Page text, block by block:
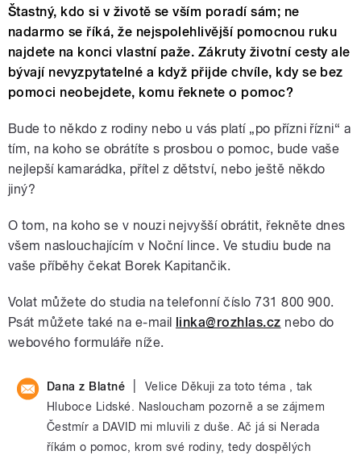
Štastný, kdo si v životě se vším poradí sám; ne
nadarmo se říká, že nejspolehlivější pomocnou ruku
najdete na konci vlastní paže. Zákruty životní cesty ale
bývají nevyzpytatelné a když přijde chvíle, kdy se bez
pomoci neobejdete, komu řeknete o pomoc?
Bude to někdo z rodiny nebo u vás platí „po přízni řízni“ a
tím, na koho se obrátíte s prosbou o pomoc, bude vaše
nejlepší kamarádka, přítel z dětství, nebo ještě někdo
jiný?
O tom, na koho se v nouzi nejvyšší obrátit, řekněte dnes
všem naslouchajícím v Noční lince. Ve studiu bude na
vaše příběhy čekat Borek Kapitančik.
Volat můžete do studia na telefonní číslo 731 800 900.
Psát můžete také na e-mail linka@rozhlas.cz nebo do
webového formuláře níže.
Dana z Blatné
Velice Děkuji za toto téma , tak
Hluboce Lidské. Nasloucham pozorně a se zájmem
Čestmír a DAVID mi mluvili z duše. Ač já si Nerada
říkám o pomoc, krom své rodiny, tedy dospělých